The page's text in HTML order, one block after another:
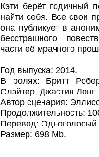
Кэти берёт годичный
найти себя. Все свои
она публикует в
бесстрашного
части её мрачного
Год выпуска: 2014.
В ролях: Бритт
Слэйтер, Джастин Лонг.
Автор сценария:
Продолжительность:
Перевод: Одноголосый.
Размер: 698 Mb.